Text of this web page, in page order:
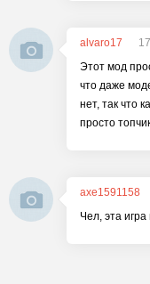
alvaro17
Этот мод
что даже
нет, так что
просто
axe1591158
Чел, эта